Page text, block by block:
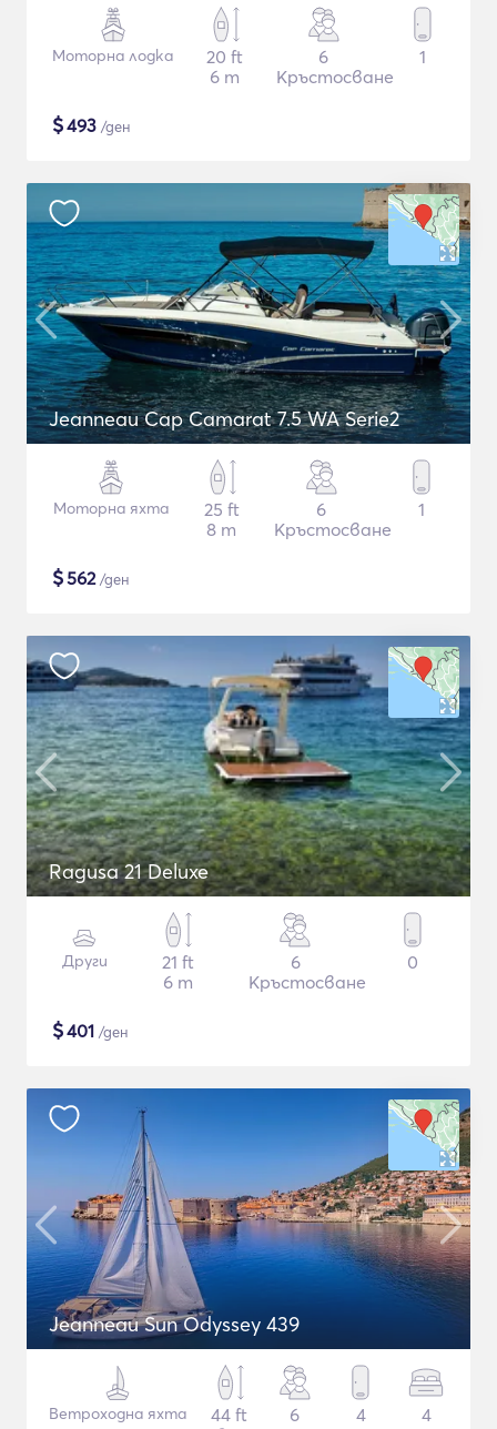
Моторна лодка
20 ft
6 m
6
Кръстосване
1
$493 /ден
Jeanneau Cap Camarat 7.5 WA Serie2
Моторна яхта
25 ft
8 m
6
Кръстосване
1
$562/ден
Ragusa 21 Deluxe
Други
21 ft
6 m
6
Кръстосване
0
$401 /ден
Jeanneau Sun Odyssey 439
Ветроходна яхта
44 ft
6 4 4